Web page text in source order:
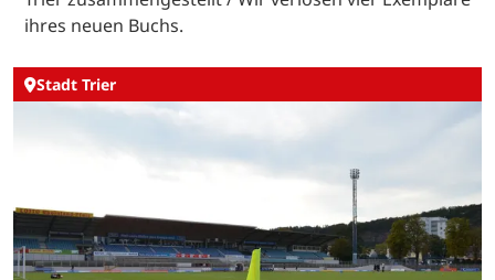
ihres neuen Buchs.
Stadt Trier